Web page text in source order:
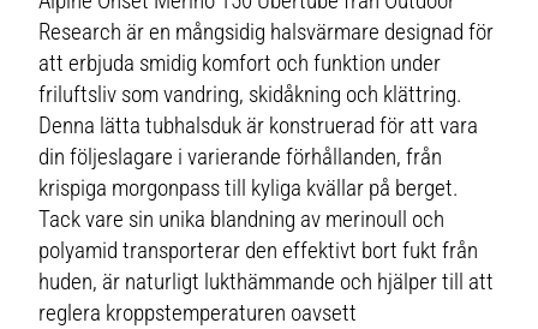
Research är en mångsidig halsvärmare designad för
att erbjuda smidig komfort och funktion under
friluftsliv som vandring, skidåkning och klättring.
Denna lätta tubhalsduk är konstruerad för att vara
din följeslagare i varierande förhållanden, från
krispiga morgonpass till kyliga kvällar på berget.
Tack vare sin unika blandning av merinoull och
polyamid transporterar den effektivt bort fukt från
huden, är naturligt lukthämmande och hjälper till att
reglera kroppstemperaturen oavsett